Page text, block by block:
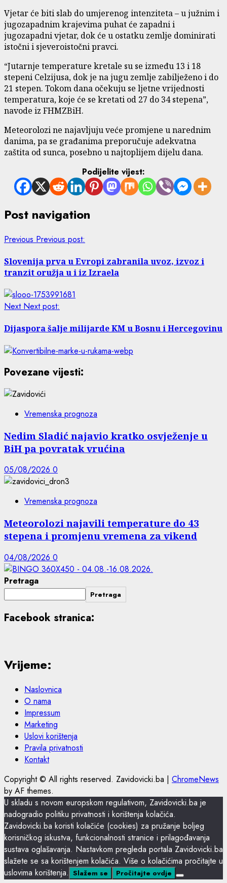
Vjetar će biti slab do umjerenog intenziteta – u južnim i
jugozapadnim krajevima puhat će zapadni i
jugozapadni vjetar, dok će u ostatku zemlje dominirati
istočni i sjeveroistočni pravci.
“Jutarnje temperature kretale su se između 13 i 18
stepeni Celzijusa, dok je na jugu zemlje zabilježeno i do
21 stepen. Tokom dana očekuju se ljetne vrijednosti
temperatura, koje će se kretati od 27 do 34 stepena”,
navode iz FHMZBiH.
Meteorolozi ne najavljuju veće promjene u narednim
danima, pa se građanima preporučuje adekvatna
zaštita od sunca, posebno u najtoplijem dijelu dana.
Podijelite vijest:
Post navigation
Previous Previous post:
Slovenija prva u Evropi zabranila uvoz, izvoz i
tranzit oružja u i iz Izraela
Next Next post:
Dijaspora šalje milijarde KM u Bosnu i Hercegovinu
Povezane vijesti:
Vremenska prognoza
Nedim Sladić najavio kratko osvježenje u
BiH pa povratak vrućina
05/08/2026 0
Vremenska prognoza
Meteorolozi najavili temperature do 43
stepena i promjenu vremena za vikend
04/08/2026 0
Pretraga
Pretraga
Facebook stranica:
Vrijeme:
Naslovnica
O nama
Impressum
Marketing
Uslovi korištenja
Pravila privatnosti
Kontakt
Copyright © All rights reserved. Zavidovicki.ba | ChromeNews
by AF themes.
U skladu s novom europskom regulativom, Zavidovicki.ba je
nadogradio politiku privatnosti i korištenja kolačića.
Zavidovicki.ba koristi kolačiće (cookies) za pružanje boljeg
korisničkog iskustva, funkcionalnosti stranice i prilagođavanja
sustava oglašavanja. Nastavkom pregleda portala Zavidovicki.ba
slažete se sa korištenjem kolačića. Više o kolačićima pročitajte u
uslovima korištenja. Slažem se Pročitajte ovdje